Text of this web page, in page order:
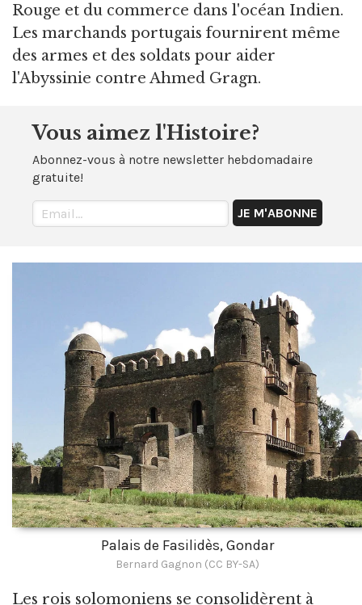
Rouge et du commerce dans l'océan Indien.
Les marchands portugais fournirent même
des armes et des soldats pour aider
l'Abyssinie contre Ahmed Gragn.
Vous aimez l'Histoire?
Abonnez-vous à notre newsletter hebdomadaire
gratuite!
Palais de Fasilidès, Gondar
Bernard Gagnon (CC BY-SA)
Les rois solomoniens se consolidèrent à